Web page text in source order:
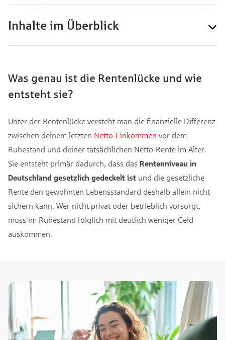
Inhalte im Überblick
Was genau ist die Rentenlücke und wie
entsteht sie?
Unter der Rentenlücke versteht man die finanzielle Differenz
zwischen deinem letzten Netto-Einkommen vor dem
Ruhestand und deiner tatsächlichen Netto-Rente im Alter.
Sie entsteht primär dadurch, dass das Rentenniveau in
Deutschland gesetzlich gedeckelt ist und die gesetzliche
Rente den gewohnten Lebensstandard deshalb allein nicht
sichern kann. Wer nicht privat oder betrieblich vorsorgt,
muss im Ruhestand folglich mit deutlich weniger Geld
auskommen.